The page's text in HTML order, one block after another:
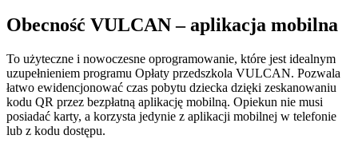
Obecność VULCAN – aplikacja mobilna
To użyteczne i nowoczesne oprogramowanie, które jest idealnym
uzupełnieniem programu Opłaty przedszkola VULCAN. Pozwala
łatwo ewidencjonować czas pobytu dziecka dzięki zeskanowaniu
kodu QR przez bezpłatną aplikację mobilną. Opiekun nie musi
posiadać karty, a korzysta jedynie z aplikacji mobilnej w telefonie
lub z kodu dostępu.